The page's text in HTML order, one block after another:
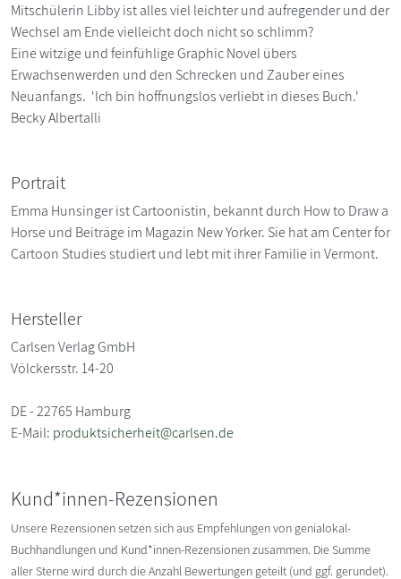
Mitschülerin Libby ist alles viel leichter und aufregender und der
Wechsel am Ende vielleicht doch nicht so schlimm?
Eine witzige und feinfühlige Graphic Novel übers
Erwachsenwerden und den Schrecken und Zauber eines
Neuanfangs. 'Ich bin hoffnungslos verliebt in dieses Buch.'
Becky Albertalli
Portrait
Emma Hunsinger ist Cartoonistin, bekannt durch How to Draw a
Horse und Beiträge im Magazin New Yorker. Sie hat am Center for
Cartoon Studies studiert und lebt mit ihrer Familie in Vermont.
Hersteller
Carlsen Verlag GmbH
Völckersstr. 14-20
DE - 22765 Hamburg
E-Mail: produktsicherheit@carlsen.de
Kund*innen-Rezensionen
Unsere Rezensionen setzen sich aus Empfehlungen von genialokal-
Buchhandlungen und Kund*innen-Rezensionen zusammen. Die Summe
aller Sterne wird durch die Anzahl Bewertungen geteilt (und ggf. gerundet).